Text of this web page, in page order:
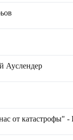
Ауслендер
от катастрофы"